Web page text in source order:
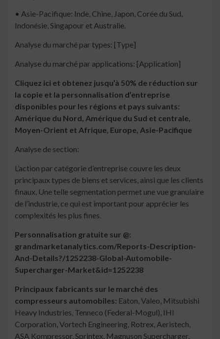
• Asie-Pacifique: Inde, Chine, Japon, Corée du Sud,
Indonésie, Singapour et Australie.
Analyse du marché par types: [Type]
Analyse du marché par applications: [Application]
Cliquez ici et obtenez jusqu’à 50% de réduction sur
la copie et la personnalisation d’entreprise
disponibles pour les régions et pays suivants:
Amérique du Nord, Amérique du Sud et centrale,
Moyen-Orient et Afrique, Europe, Asie-Pacifique
Analyse de section:
L’action par catégorie d’entreprise couvre les deux
principaux types de biens et services, ainsi que les clients
finaux. Une telle segmentation permet une vue granulaire
de l’industrie, ce qui est important pour apprécier les
complexités les plus fines.
Personnalisation gratuite sur @:
grandmarketanalytics.com/Reports-Description-
And-Details?/1252238-Global-Automobile-
Supercharger-Market&id=1252238
Principaux fabricants sur le marché des
compresseurs automobiles: Eaton, Valeo, Mitsubishi
Heavy Industries, Tenneco (Federal-Mogul), IHI
Corporation, Vortech Engineering, Rotrex, Aeristech,
ASA Kompressor, Sprintex, Magnuson Supercharger,